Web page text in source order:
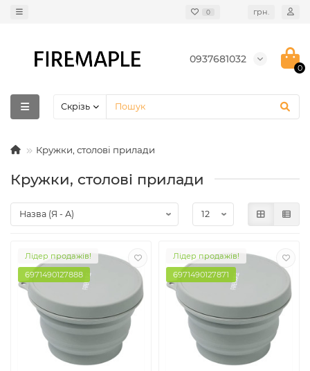
0 грн.
0937681032
0
Скрізь
Кружки, столові прилади
Кружки, столові прилади
Лідер продажів!
6971490127888
Лідер продажів!
6971490127871